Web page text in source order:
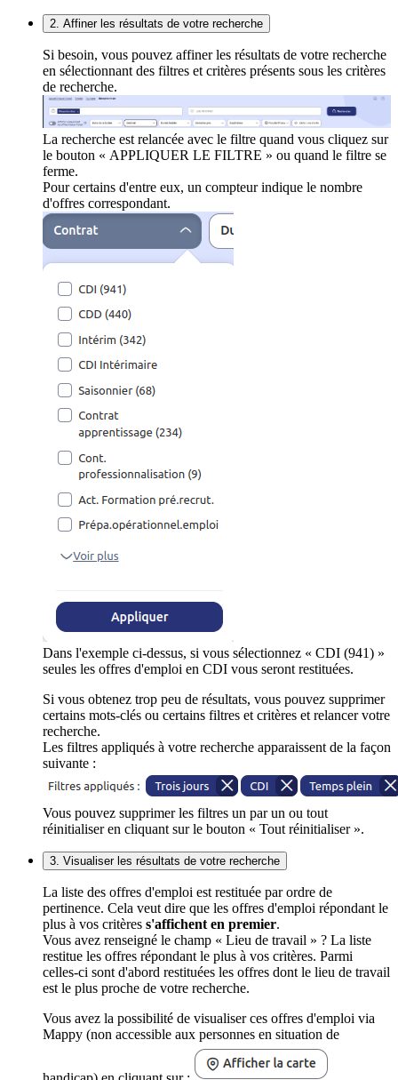
2. Affiner les résultats de votre recherche
Si besoin, vous pouvez affiner les résultats de votre recherche
en sélectionnant des filtres et critères présents sous les critères
de recherche.
La recherche est relancée avec le filtre quand vous cliquez sur
le bouton « APPLIQUER LE FILTRE » ou quand le filtre se
ferme.
Pour certains d'entre eux, un compteur indique le nombre
d'offres correspondant.
Dans l'exemple ci-dessus, si vous sélectionnez « CDI (941) »
seules les offres d'emploi en CDI vous seront restituées.
Si vous obtenez trop peu de résultats, vous pouvez supprimer
certains mots-clés ou certains filtres et critères et relancer votre
recherche.
Les filtres appliqués à votre recherche apparaissent de la façon
suivante :
Vous pouvez supprimer les filtres un par un ou tout
réinitialiser en cliquant sur le bouton « Tout réinitialiser ».
3. Visualiser les résultats de votre recherche
La liste des offres d'emploi est restituée par ordre de
pertinence. Cela veut dire que les offres d'emploi répondant le
plus à vos critères s'affichent en premier.
Vous avez renseigné le champ « Lieu de travail » ? La liste
restitue les offres répondant le plus à vos critères. Parmi
celles-ci sont d'abord restituées les offres dont le lieu de travail
est le plus proche de votre recherche.
Vous avez la possibilité de visualiser ces offres d'emploi via
Mappy (non accessible aux personnes en situation de